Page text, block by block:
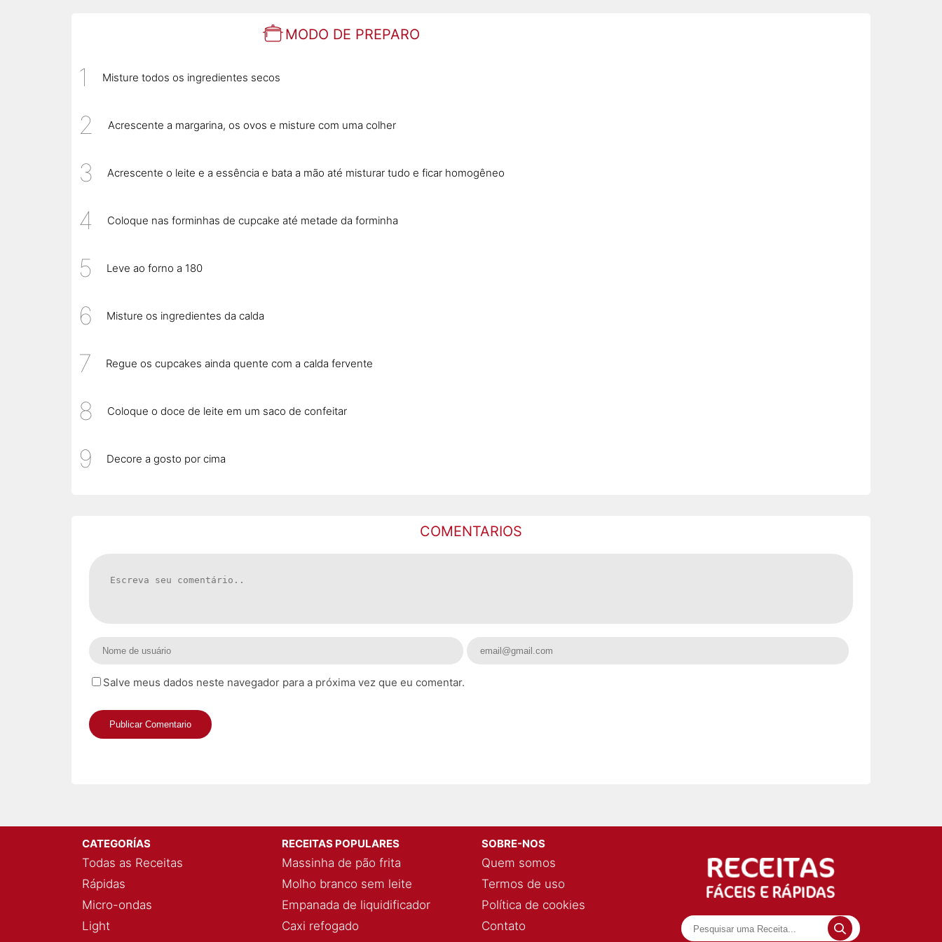
MODO DE PREPARO
Misture todos os ingredientes secos
Acrescente a margarina, os ovos e misture com uma colher
Acrescente o leite e a essência e bata a mão até misturar tudo e ficar homogêneo
Coloque nas forminhas de cupcake até metade da forminha
Leve ao forno a 180
Misture os ingredientes da calda
Regue os cupcakes ainda quente com a calda fervente
Coloque o doce de leite em um saco de confeitar
Decore a gosto por cima
COMENTARIOS
Salve meus dados neste navegador para a próxima vez que eu comentar.
CATEGORÍAS
Todas as Receitas
Rápidas
Micro-ondas
Light
RECEITAS POPULARES
Massinha de pão frita
Molho branco sem leite
Empanada de liquidificador
Caxi refogado
SOBRE-NOS
Quem somos
Termos de uso
Política de cookies
Contato